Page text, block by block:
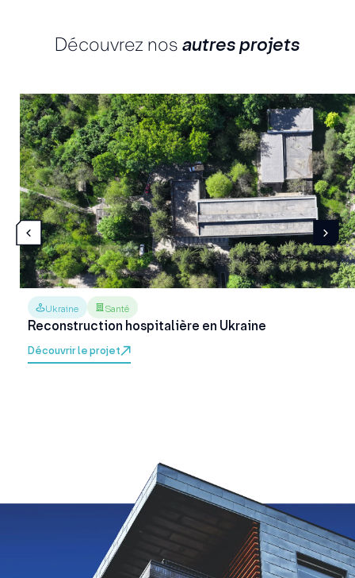
Découvrez nos autres projets
Ukraine Santé
Reconstruction hospitalière en Ukraine
Découvrir le projet